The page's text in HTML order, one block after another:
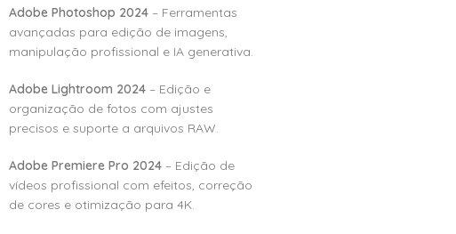
Adobe Photoshop 2024 – Ferramentas
avançadas para edição de imagens,
manipulação profissional e IA generativa.
Adobe Lightroom 2024 – Edição e
organização de fotos com ajustes
precisos e suporte a arquivos RAW.
Adobe Premiere Pro 2024 – Edição de
vídeos profissional com efeitos, correção
de cores e otimização para 4K.